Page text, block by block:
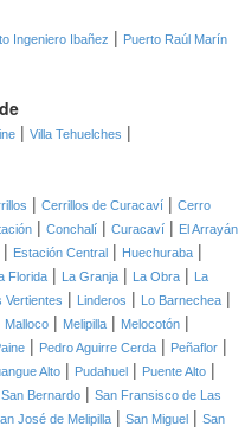
Ingeniero Ibañez | Puerto Raúl Marín
| Villa Tehuelches |
| Cerrillos de Curacaví | Cerro
| Conchalí | Curacaví | El Arrayán
| Estación Central | Huechuraba |
Florida | La Granja | La Obra |
La
Vertientes | Linderos | Lo Barnechea |
Malloco | Melipilla | Melocotón |
| Pedro Aguirre Cerda | Peñaflor |
Alto | Pudahuel | Puente Alto |
San Bernardo | San Fransisco de Las
José de Melipilla | San Miguel | San